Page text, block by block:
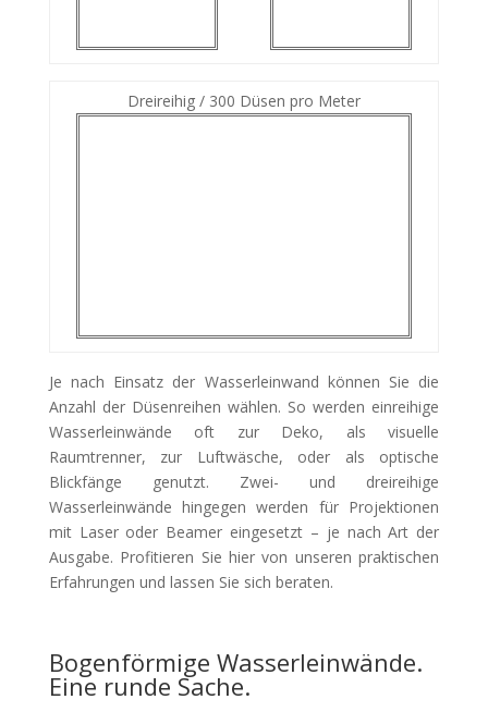
Dreireihig / 300 Düsen pro Meter
Je nach Einsatz der Wasserleinwand können Sie die
Anzahl der Düsenreihen wählen. So werden einreihige
Wasserleinwände oft zur Deko, als visuelle
Raumtrenner, zur Luftwäsche, oder als optische
Blickfänge genutzt. Zwei- und dreireihige
Wasserleinwände hingegen werden für Projektionen
mit Laser oder Beamer eingesetzt – je nach Art der
Ausgabe. Profitieren Sie hier von unseren praktischen
Erfahrungen und lassen Sie sich beraten.
Bogenförmige Wasserleinwände.
Eine runde Sache.